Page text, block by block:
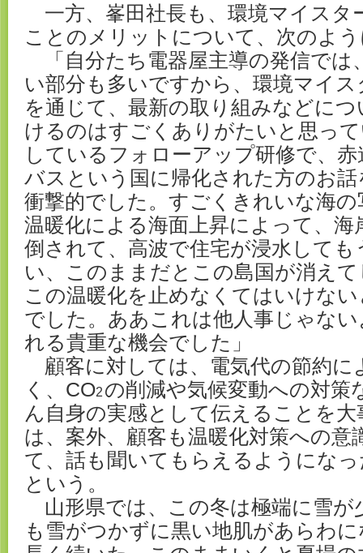
一方、峯田社長も、環境マイスタ
ことのメリットについて、次のよ
「自分たち電器屋主導の発信では
い部分も多いですから、環境マイ
を通じて、最新の取り組みなどに
けるのはすごくありがたいと思っ
しているフォローアップ研修で、
バスという国に帰化された方のお
衝撃的でした。すごくきれいな海
温暖化による海面上昇によって、
倒されて、高波で住宅が浸水して
い、このままだとこの島国が消え
この温暖化を止めなくてはいけな
でした。ああこれは他人事じゃな
れる貴重な機会でした」
顧客に対しては、電気代の節約に
く、CO2 の削減や気候変動への対策
ん自身の実感として伝えることを
は、案外、顧客も温暖化対策への意
て、話も聞いてもらえるようにな
という。
山形県では、この冬は極端に雪が
も雪がつかずに黒い地肌があらわ